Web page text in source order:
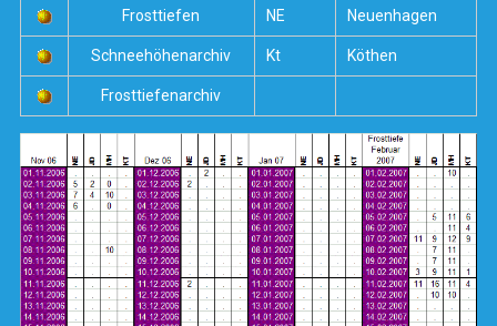
Frosttiefen NE Neuenhagen
Schneehöhenarchiv Kt Köthen
Frosttiefenarchiv